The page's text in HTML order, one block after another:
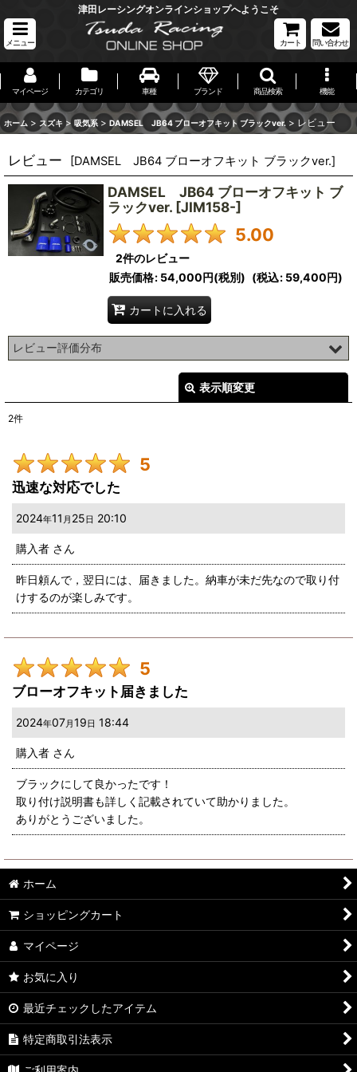
津田レーシングオンラインショップへようこそ
メニュー カート 問い合わせ
マイページ カテゴリ 車種 ブランド 商品検索 機能
ホーム > スズキ > 吸気系 > DAMSEL JB64 ブローオフキット ブラックver. > レビュー
レビュー [DAMSEL JB64 ブローオフキット ブラックver.]
DAMSEL JB64 ブローオフキット ブ
ラックver. [JIM158-]
5.00
2件のレビュー
販売価格: 54,000円(税別) (税込: 59,400円)
カートに入れる
レビュー評価分布
2件
0件
表示順変更
期間:
画像:
星の数 :
並び順:
2件
5
迅速な対応でした
2024年11 月 25 日 20:10
購入者 さん
昨日頼んで，翌日には、届きました。納車が未だ先なので取り付
けするのが楽しみです。
5
ブローオフキット届きました
2024年07月 19 日 18:44
購入者 さん
ブラックにして良かったです！
取り付け説明書も詳しく記載されていて助かりました。
ありがとうございました。
ホーム
ショッピングカート
マイページ
お気に入り
最近チェックしたアイテム
特定商取引法表示